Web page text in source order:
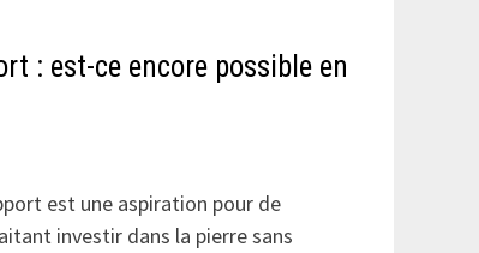
: est-ce encore possible en
est une aspiration pour de
investir dans la pierre sans